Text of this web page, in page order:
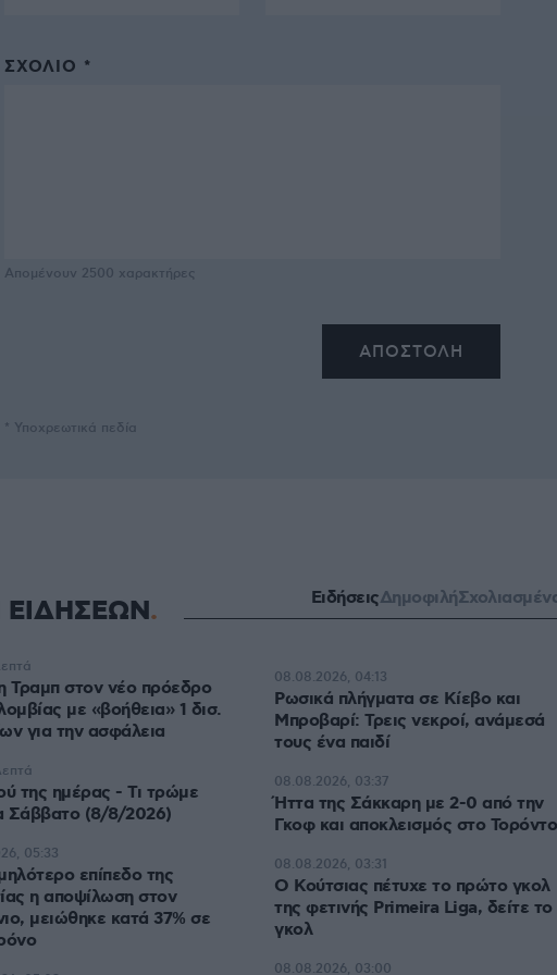
ΣΧΌΛΙΟ *
Απομένουν 2500 χαρακτήρες
* Υποχρεωτικά πεδία
ΕιδήσειςΔημοφιλή
Τραμπ στον νέο πρόεδρο
με «βοήθεια» 1 δισ.
για την ασφάλεια
της ημέρας - Τι τρώμε
Σάββατο (8/8/2026)
επίπεδο της
η αποψίλωση στον
μειώθηκε κατά 37% σε
05:33
Ρωσικά πλήγματα σε Κίεβο και
Μπροβαρί: Τρεις νεκροί, ανάμεσά
τους ένα παιδί
08.08.2026, 04:13
Ήττα της Σάκκαρη με 2-0 από την
Γκοφ και αποκλεισμός στο Τορόντο
08.08.2026, 03:37
Ο Κούτσιας πέτυχε το πρώτο γκολ
της φετινής Primeira Liga, δείτε το
γκολ
08.08.2026, 03:31
08.08.2026, 03:00